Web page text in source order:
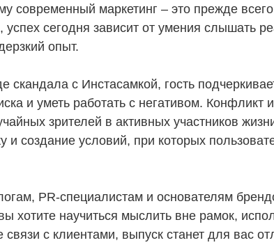
современный маркетинг – это прежде
сегодня зависит от умения слышать
опыт.
с Инстасамкой, гость
и уметь работать с негативом.
зрителей в активных участников
и создание условий, при которых
PR-специалистам и основателям
хотите научиться мыслить вне рамок,
с клиентами, выпуск станет для вас